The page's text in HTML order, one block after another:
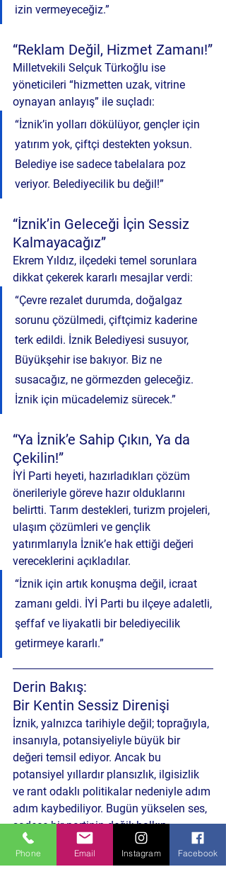
izin vermeyeceğiz.”
“Reklam Değil, Hizmet Zamanı!”
Milletvekili Selçuk Türkoğlu ise
yöneticileri “hizmetten uzak, vitrine
oynayan anlayış” ile suçladı:
“İznik’in yolları dökülüyor, gençler için
yatırım yok, çiftçi destekten yoksun.
Belediye ise sadece tabelalara poz
veriyor. Belediyecilik bu değil!”
“İznik’in Geleceği İçin Sessiz
Kalmayacağız”
Ekrem Yıldız, ilçedeki temel sorunlara
dikkat çekerek kararlı mesajlar verdi:
“Çevre rezalet durumda, doğalgaz
sorunu çözülmedi, çiftçimiz kaderine
terk edildi. İznik Belediyesi susuyor,
Büyükşehir ise bakıyor. Biz ne
susacağız, ne görmezden geleceğiz.
İznik için mücadelemiz sürecek.”
“Ya İznik’e Sahip Çıkın, Ya da
Çekilin!”
İYİ Parti heyeti, hazırladıkları çözüm
önerileriyle göreve hazır olduklarını
belirtti. Tarım destekleri, turizm projeleri,
ulaşım çözümleri ve gençlik
yatırımlarıyla İznik’e hak ettiği değeri
vereceklerini açıkladılar.
“İznik için artık konuşma değil, icraat
zamanı geldi. İYİ Parti bu ilçeye adaletli,
şeffaf ve liyakatli bir belediyecilik
getirmeye kararlı.”
Derin Bakış:
Bir Kentin Sessiz Direnişi
İznik, yalnızca tarihiyle değil; toprağıyla,
insanıyla, potansiyeliyle büyük bir
değeri temsil ediyor. Ancak bu
potansiyel yıllardır plansızlık, ilgisizlik
ve rant odaklı politikalar nedeniyle adım
adım kaybediliyor. Bugün yükselen ses,
sadece bir partinin değil; halkın
duyulmayan çığlığı.
Phone Email Instagram Facebook